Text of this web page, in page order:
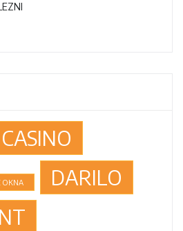
CASINO
OKNA
DARILO